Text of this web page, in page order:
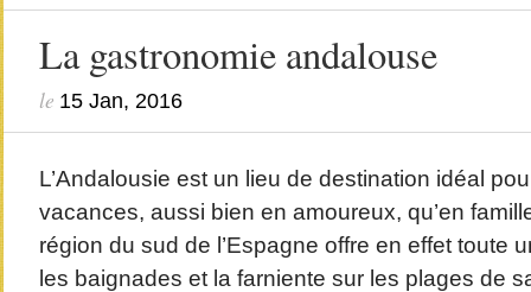
La gastronomie andalouse
le 15 Jan, 2016
L’Andalousie est un lieu de destination idéal
vacances, aussi bien en amoureux, qu’en
région du sud de l’Espagne offre en effet toute
les baignades et la farniente sur les plages de